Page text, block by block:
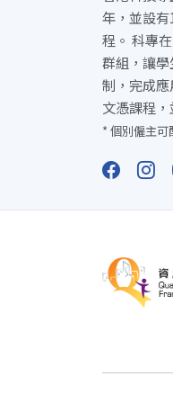
年，並設
程。 科專
群組，讓
制，完成
文憑課程
* 個別僱主